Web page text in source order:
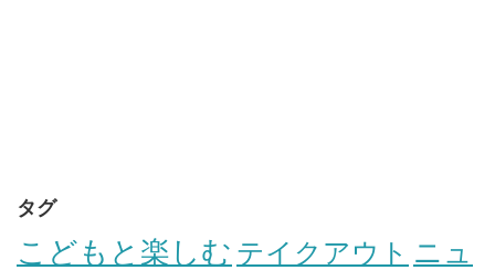
タグ
こどもと楽しむ テイクアウト ニュ